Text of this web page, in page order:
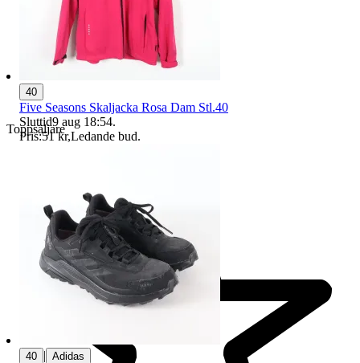
Toppsäljare
40
Five Seasons Skaljacka Rosa Dam Stl.40
Sluttid9 aug 18:54.
Pris:51 kr,Ledande bud.
40 | Adidas